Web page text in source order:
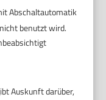
Abschaltautomatik
benutzt wird.
Auskunft darüber,